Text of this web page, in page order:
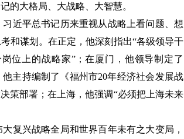
的大格局、大战略、大智慧。
近平总书记历来重视从战略上看问题、想
和谋划。在正定，他深刻指出“各级领导干
位上的战略家”；在厦门，他领导制定了
主持编制了《福州市20年经济社会发展战
策部署；在上海，他强调“必须把上海未来
复兴战略全局和世界百年未有之大变局，